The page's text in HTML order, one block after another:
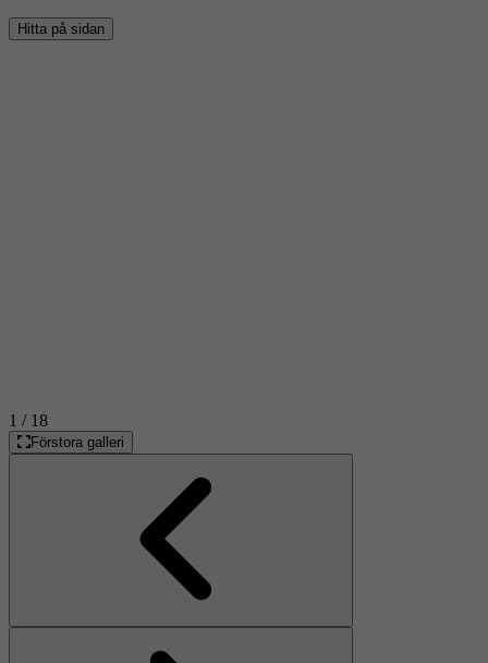
Hitta på sidan
1 / 18
Förstora galleri
Föregående